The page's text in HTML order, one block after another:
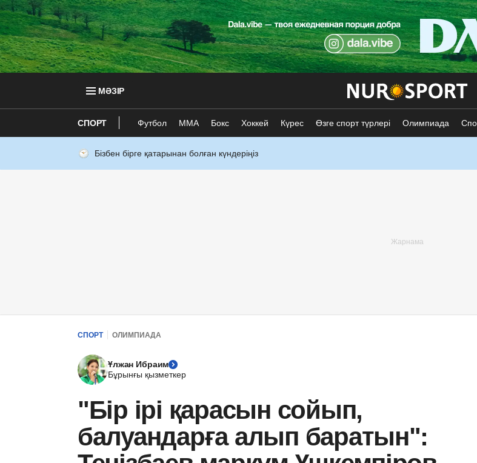
МӘЗІР
СПОРТ Футбол ММА Бокс Хоккей Күрес Өзге спорт түрлері Олимпиада
Бізбен бірге қатарынан болған күндеріңіз
СПОРТ ОЛИМПИАДА
Ұлжан Ибраим
Бұрынғы қызметкер
"Бір ірі қарасын сойып,
балуандарға алып баратын":